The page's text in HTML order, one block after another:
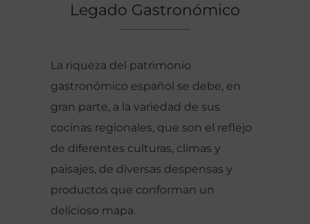
Legado Gastronómico
La riqueza del patrimonio
gastronómico español se debe, en
gran parte, a la variedad de sus
cocinas regionales, que son el reflejo
de diferentes culturas, climas y
paisajes, de diversas despensas y
productos que conforman un
delicioso mapa.